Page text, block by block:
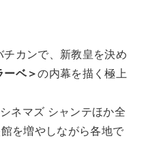
カンで、新教皇を決め
ーベ＞の内幕を描く極上
ネマズ シャンテほか全
を増やしながら各地で